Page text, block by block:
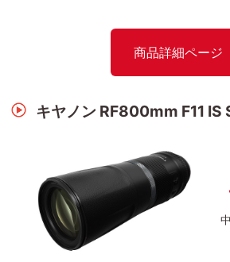
商品詳細ページ
キヤノン RF800mm F11 IS